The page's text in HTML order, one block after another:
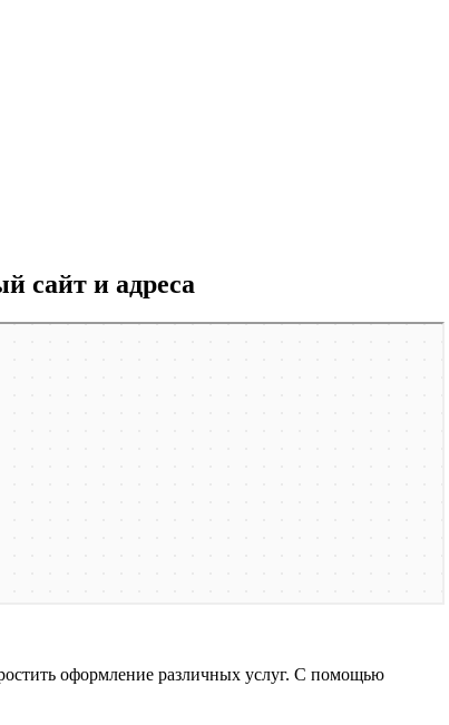
сайт и адреса
оформление различных услуг. С помощью